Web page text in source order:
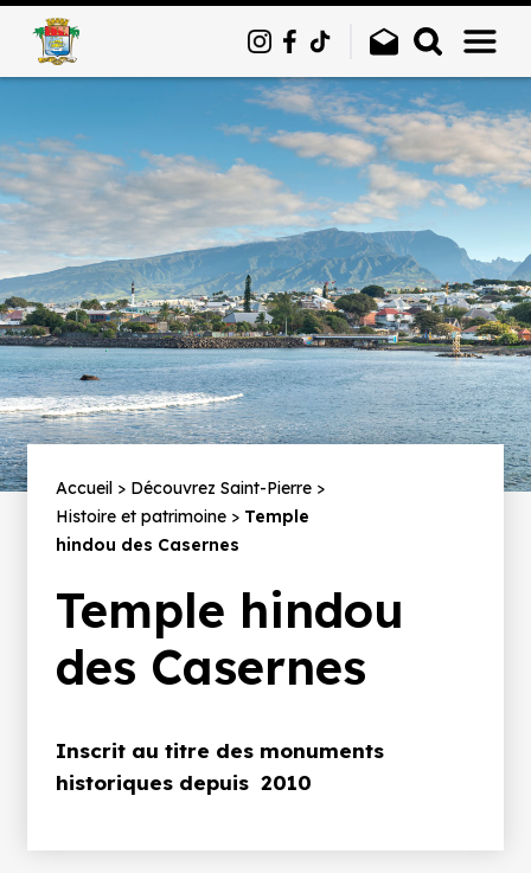
Fil
d'Ariane
Accueil
Découvrez Saint-Pierre
Histoire et patrimoine
Temple
hindou des Casernes
Temple hindou
des Casernes
Inscrit au titre des monuments
historiques depuis 2010
Panneau de gestion des cookies